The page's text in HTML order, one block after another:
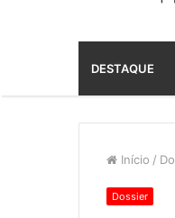
DESTAQUE
Início /
Dossier